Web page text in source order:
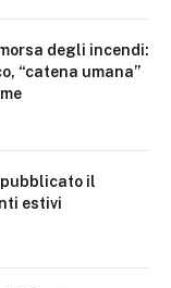
degli incendi:
“catena umana”
pubblicato il
estivi